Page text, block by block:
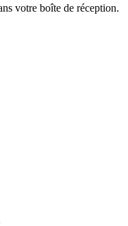
votre boîte de réception.